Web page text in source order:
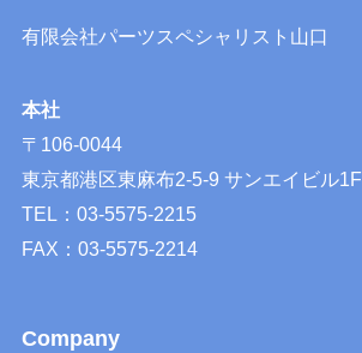
有限会社パーツスペシャリスト山口
本社
〒106-0044
東京都港区東麻布2-5-9 サンエイビル1F
TEL：03-5575-2215
FAX：03-5575-2214
Company